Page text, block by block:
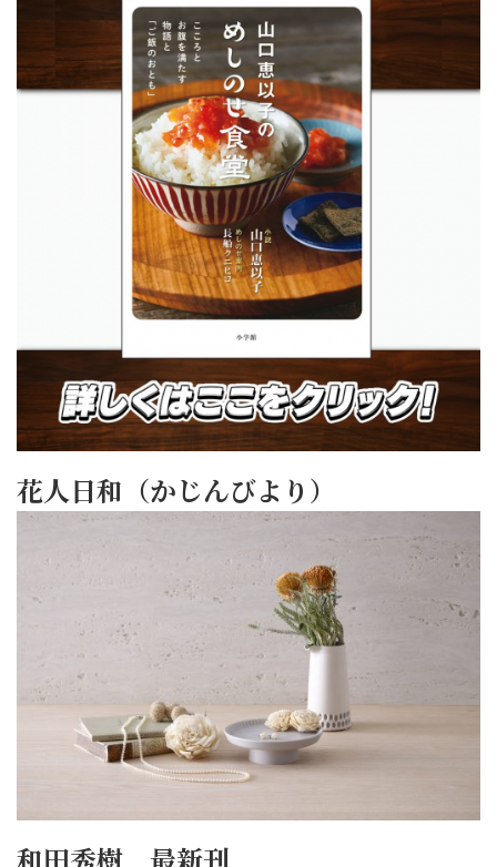
花人日和（かじんびより）
和田秀樹 最新刊